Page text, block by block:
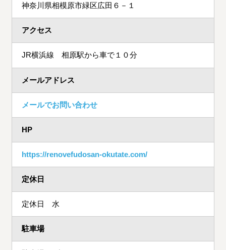
神奈川県相模原市緑区広田６－１
アクセス
JR横浜線 相原駅から車で１０分
メールアドレス
メールでお問い合わせ
HP
https://renovefudosan-okutate.com/
定休日
定休日 水
駐車場